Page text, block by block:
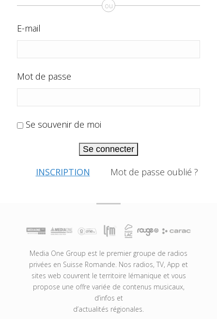
ou
E-mail
Mot de passe
Se souvenir de moi
Se connecter
INSCRIPTION Mot de passe oublié ?
Media One Group est le premier groupe de radios
privées en Suisse Romande. Nos radios, TV, App et
sites web couvrent le territoire lémanique et vous
propose une offre variée de contenus musicaux,
d’infos et
d’actualités régionales.